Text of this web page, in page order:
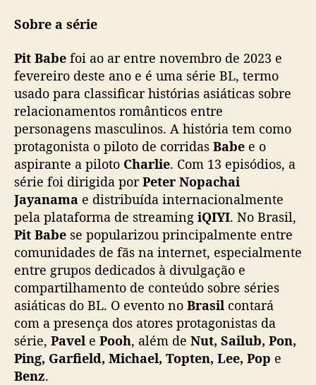
Sobre a série
Pit Babe foi ao ar entre novembro de 2023 e
fevereiro deste ano e é uma série BL, termo
usado para classificar histórias asiáticas sobre
relacionamentos românticos entre
personagens masculinos. A história tem como
protagonista o piloto de corridas Babe e o
aspirante a piloto Charlie. Com 13 episódios, a
série foi dirigida porPeter Nopachai
Jayanama e distribuída internacionalmente
pela plataforma de streaming iQIYI. No Brasil,
Pit Babe se popularizou principalmente entre
comunidades de fãs na internet, especialmente
entre grupos dedicados à divulgação e
compartilhamento de conteúdo sobre séries
asiáticas do BL. O evento no Brasil contará
com a presença dos atores protagonistas da
série, Pavel e Pooh, além de Nut, Sailub, Pon,
Ping, Garfield, Michael, Topten, Lee, Pop e
Benz.